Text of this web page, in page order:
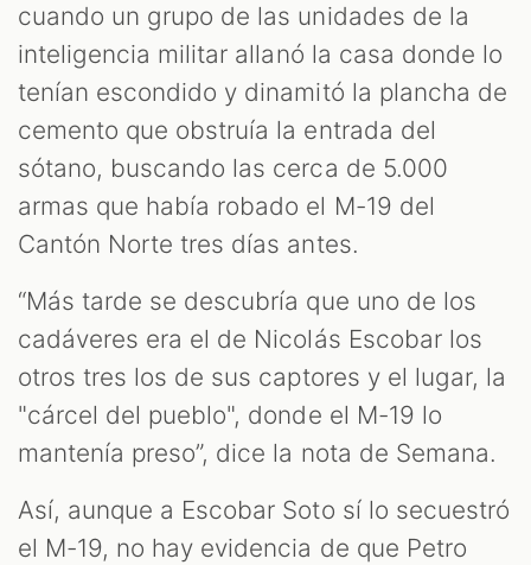
cuando un grupo de las unidades de la
inteligencia militar allanó la casa donde lo
tenían escondido y dinamitó la plancha de
cemento que obstruía la entrada del
sótano, buscando las cerca de 5.000
armas que había robado el M-19 del
Cantón Norte tres días antes.
“Más tarde se descubría que uno de los
cadáveres era el de Nicolás Escobar los
otros tres los de sus captores y el lugar, la
"cárcel del pueblo", donde el M-19 lo
mantenía preso”, dice la nota de Semana.
Así, aunque a Escobar Soto sí lo secuestró
el M-19, no hay evidencia de que Petro